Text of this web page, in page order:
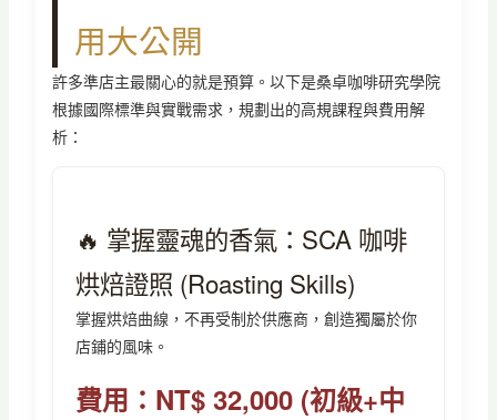
用大公開
許多準店主最關心的就是預算。以下是桑卓咖啡研究學院
根據國際標準與實戰需求，規劃出的高規課程與費用解
析：
🔥 掌握靈魂的香氣：SCA 咖啡
烘焙證照 (Roasting Skills)
掌握烘焙曲線，不再受制於供應商，創造獨屬於你
店鋪的風味。
費用：NT$ 32,000 (初級+中